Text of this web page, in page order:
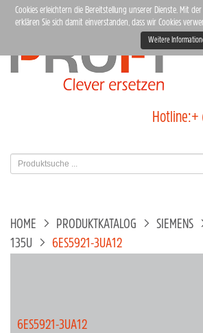
Hotline:+
HOME PRODUKTKATALOG SIEMENS
135U
6ES5921-3UA12
6ES5921-3UA12
Cookies erleichtern die Bereitstellung unserer Dienste. Mit
erklären Sie sich damit einverstanden, dass wir Cookies
Weitere